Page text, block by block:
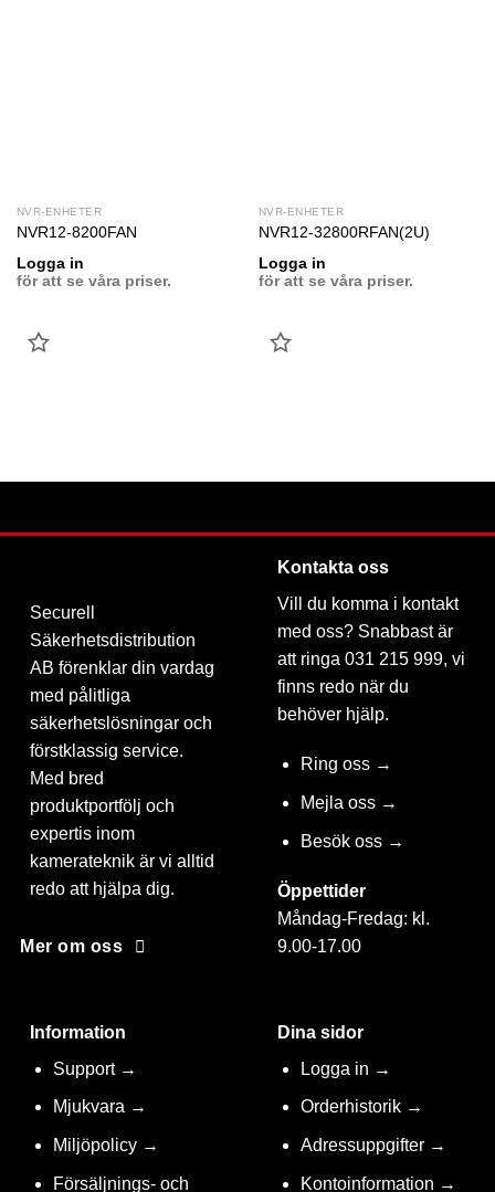
NVR-ENHETER
NVR12-8200FAN
Logga in
för att se våra priser.
NVR-ENHETER
NVR12-32800RFAN(2U)
Logga in
för att se våra priser.
Securell
Säkerhetsdistribution
AB förenklar din vardag
med pålitliga
säkerhetslösningar och
förstklassig service.
Med bred
produktportfölj och
expertis inom
kamerateknik är vi alltid
redo att hjälpa dig.
Mer om oss
Kontakta oss
Vill du komma i kontakt
med oss? Snabbast är
att ringa 031 215 999, vi
finns redo när du
behöver hjälp.
Ring oss →
Mejla oss →
Besök oss →
Öppettider
Måndag-Fredag: kl.
9.00-17.00
Information
Support →
Mjukvara →
Miljöpolicy →
Försäljnings- och
Dina sidor
Logga in →
Orderhistorik →
Adressuppgifter →
Kontoinformation →